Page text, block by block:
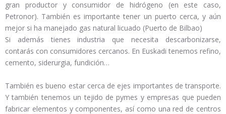
gran productor y consumidor de hidrógeno (en este caso,
Petronor). También es importante tener un puerto cerca, y aún
mejor si ha manejado gas natural licuado (Puerto de Bilbao)
Si además tienes industria que necesita descarbonizarse,
contarás con consumidores cercanos. En Euskadi tenemos refino,
cemento, siderurgia, fundición…
También es bueno estar cerca de ejes importantes de transporte.
Y también tenemos un tejido de pymes y empresas que pueden
fabricar elementos y componentes, así como una red de centros